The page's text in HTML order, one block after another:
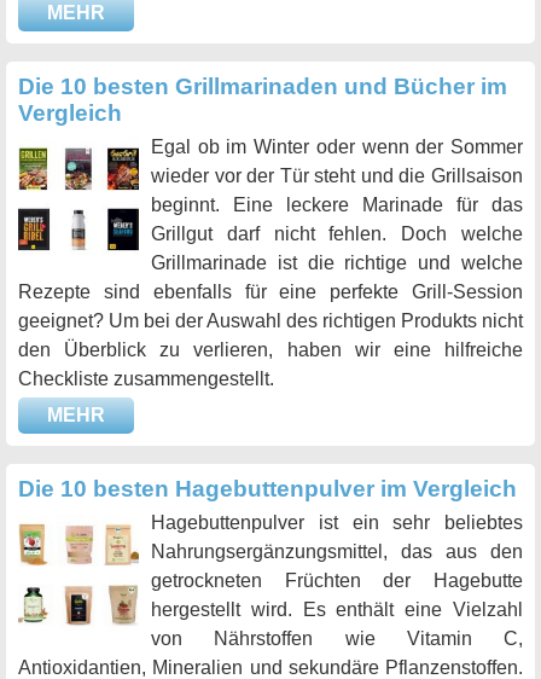
MEHR
Die 10 besten Grillmarinaden und Bücher im
Vergleich
Egal ob im Winter oder wenn der Sommer
wieder vor der Tür steht und die Grillsaison
beginnt. Eine leckere Marinade für das
Grillgut darf nicht fehlen. Doch welche
Grillmarinade ist die richtige und welche
Rezepte sind ebenfalls für eine perfekte Grill-Session
geeignet? Um bei der Auswahl des richtigen Produkts nicht
den Überblick zu verlieren, haben wir eine hilfreiche
Checkliste zusammengestellt.
MEHR
Die 10 besten Hagebuttenpulver im Vergleich
Hagebuttenpulver ist ein sehr beliebtes
Nahrungsergänzungsmittel, das aus den
getrockneten Früchten der Hagebutte
hergestellt wird. Es enthält eine Vielzahl
von Nährstoffen wie Vitamin C,
Antioxidantien, Mineralien und sekundäre Pflanzenstoffen.